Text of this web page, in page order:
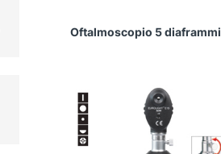
Oftalmoscopio 5 diaframmi